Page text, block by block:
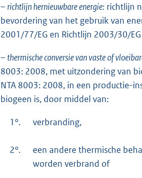
– richtlijn hernieuwbare energie: richtlijn
bevordering van het gebruik van
2001/77/EG en Richtlijn 2003/30/
–thermische conversie van vaste of
8003: 2008, met uitzondering van
NTA 8003: 2008, in een productie-
biogeen is, door middel van:
1°. verbranding,
2°.
een andere thermische
worden verbrand of